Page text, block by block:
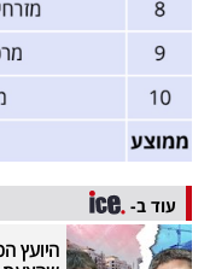
עוד ב-